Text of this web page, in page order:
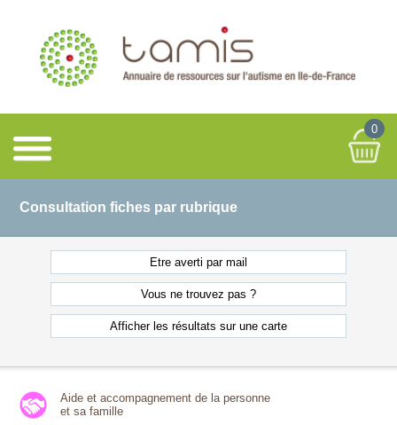
0
Consultation fiches par rubrique
Etre averti par mail
Vous ne trouvez pas ?
Afficher les résultats sur une carte
Aide et accompagnement de la personne
et sa famille